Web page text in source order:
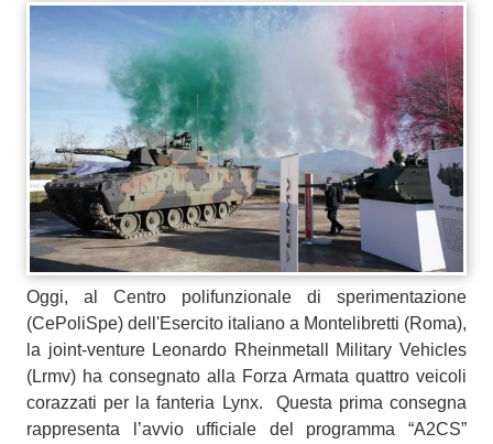
Oggi, al Centro polifunzionale di sperimentazione
(CePoliSpe) dell'Esercito italiano a Montelibretti (Roma),
la joint-venture Leonardo Rheinmetall Military Vehicles
(Lrmv) ha consegnato alla Forza Armata quattro veicoli
corazzati per la fanteria Lynx. Questa prima consegna
rappresenta l’avvio ufficiale del programma “A2CS”